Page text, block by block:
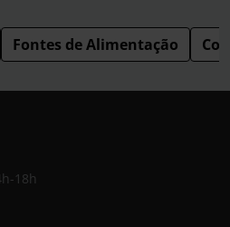
Fontes de Alimentação
18h